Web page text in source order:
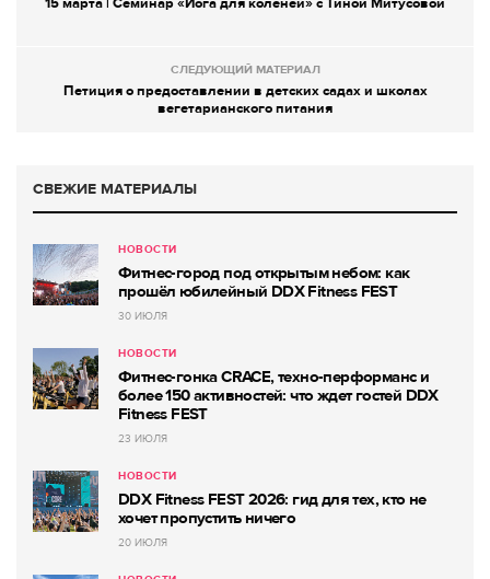
СЛЕДУЮЩИЙ МАТЕРИАЛ
Петиция о предоставлении в детских садах и школах
вегетарианского питания
СВЕЖИЕ МАТЕРИАЛЫ
НОВОСТИ
Фитнес-город под открытым небом: как
прошёл юбилейный DDX Fitness FEST
30 ИЮЛЯ
НОВОСТИ
Фитнес-гонка CRACE, техно-перформанс и
более 150 активностей: что ждет гостей DDX
Fitness FEST
23 ИЮЛЯ
НОВОСТИ
DDX Fitness FEST 2026: гид для тех, кто не
хочет пропустить ничего
20 ИЮЛЯ